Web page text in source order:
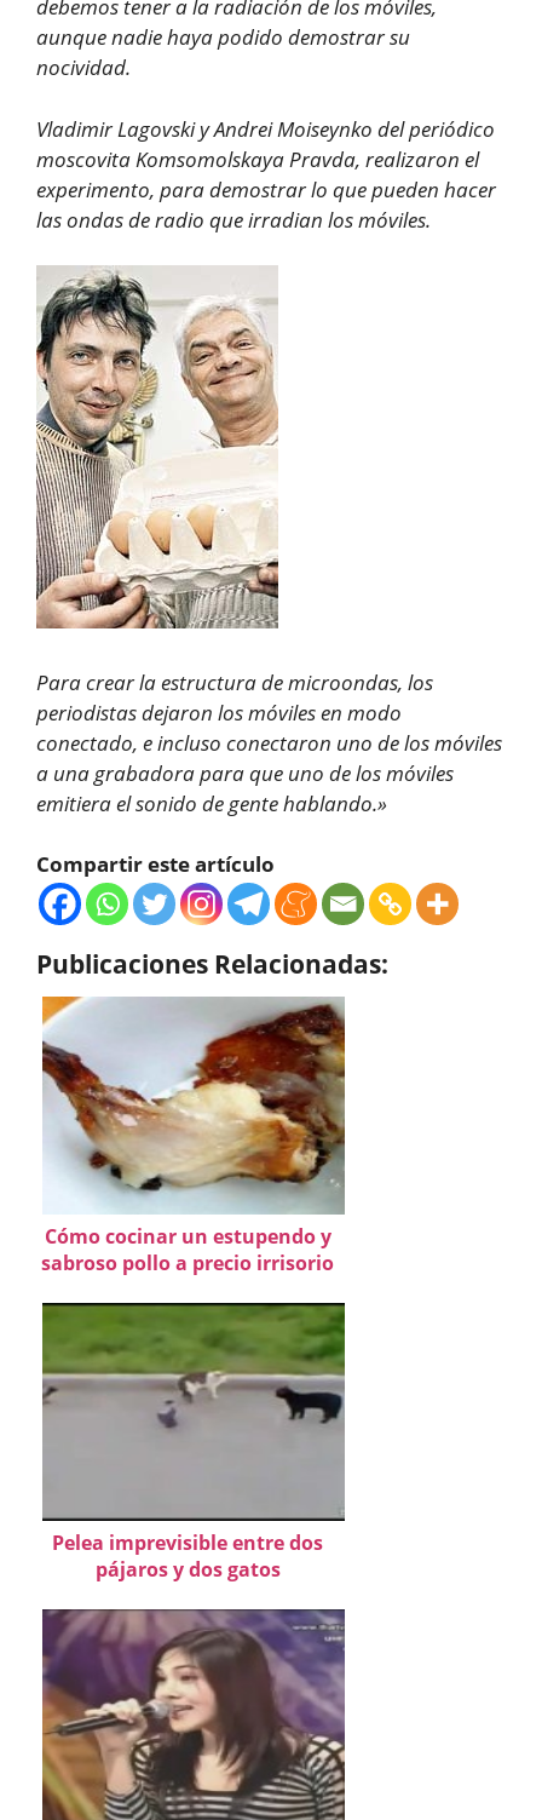
debemos tener a la radiación de los móviles,
aunque nadie haya podido demostrar su
nocividad.
Vladimir Lagovski y Andrei Moiseynko del periódico
moscovita Komsomolskaya Pravda, realizaron el
experimento, para demostrar lo que pueden hacer
las ondas de radio que irradian los móviles.
Para crear la estructura de microondas, los
periodistas dejaron los móviles en modo
conectado, e incluso conectaron uno de los móviles
a una grabadora para que uno de los móviles
emitiera el sonido de gente hablando.»
Compartir este artículo
Publicaciones Relacionadas:
Cómo cocinar un estupendo y
sabroso pollo a precio irrisorio
Pelea imprevisible entre dos
pájaros y dos gatos